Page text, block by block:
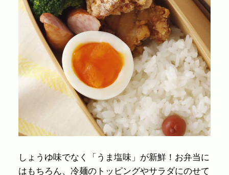
しょうゆ味でなく「うま塩味」が新鮮！お弁当に
はもちろん、冷麺のトッピングやサラダにのせて